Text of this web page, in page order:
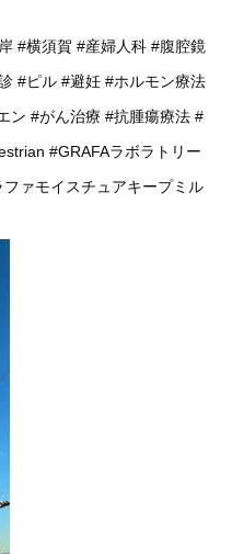
#横須賀 #産婦人科 #腹腔鏡
#ピル #避妊 #ホルモン療法
ン #がん治療 #抗腫瘍療法 #
#GRAFAラボラトリー
ファモイスチュアキープミル